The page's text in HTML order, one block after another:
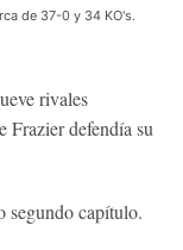
de 37-0 y 34 KO's.
rivales
Frazier defendía su
segundo capítulo.